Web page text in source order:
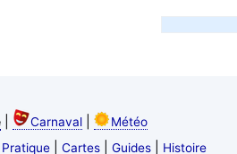
| Carnaval|
Météo
Pratique| Cartes| Guides| Histoire